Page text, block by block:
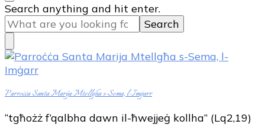
Looking
for
Something?
Search anything and hit enter.
Parroċċa Santa Marija Mtellgħa s-Sema, l-Imġarr
“tgħożż f’qalbha dawn il-ħwejjeġ kollha” (Lq2,19)